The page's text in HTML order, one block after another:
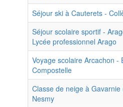
Séjour ski à Cauterets -
Séjour scolaire sportif -
Lycée professionnel Arago
Voyage scolaire Arcachon -
Compostelle
Classe de neige à
Nesmy